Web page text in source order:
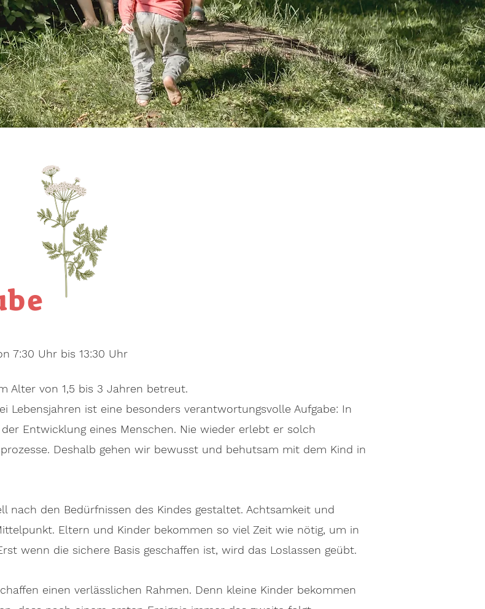
7:30 Uhr bis 13:30 Uhr
Alter von 1,5 bis 3 Jahren betreut.
Lebensjahren ist eine besonders verantwortungsvolle Aufgabe: In
Entwicklung eines Menschen. Nie wieder erlebt er solch
Deshalb gehen wir bewusst und behutsam mit dem Kind in
nach den Bedürfnissen des Kindes gestaltet. Achtsamkeit und
Eltern und Kinder bekommen so viel Zeit wie nötig, um in
wenn die sichere Basis geschaffen ist, wird das Loslassen geübt.
einen verlässlichen Rahmen. Denn kleine Kinder bekommen